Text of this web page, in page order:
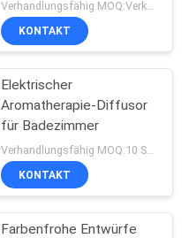
KONTAKT
Elektrischer
Aromatherapie-Diffusor
für Badezimmer
KONTAKT
Farbenfrohe Entwürfe